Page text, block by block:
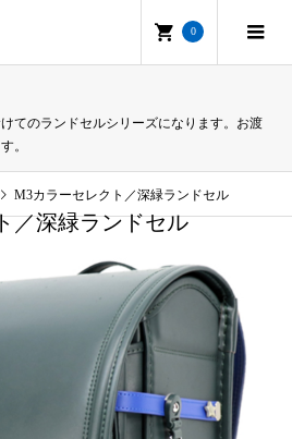
0
てのランドセルシリーズになります。お渡
。
M3カラーセレクト／深緑ランドセル
／深緑ランドセル